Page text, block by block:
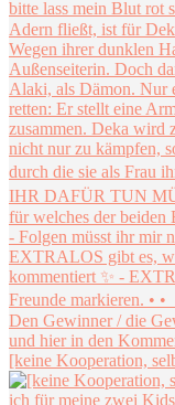
[keine Kooperation,